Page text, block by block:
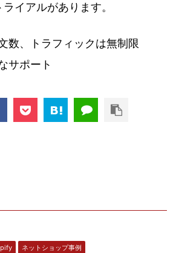
イアルがあります。
数、トラフィックは無制限
サポート
ネットショップ事例